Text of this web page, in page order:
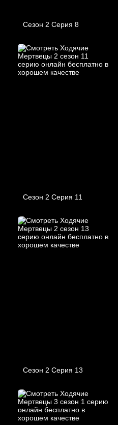
Сезон 2 Серия 8
Сезон 2 Серия 11
Сезон 2 Серия 13